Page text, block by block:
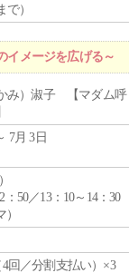
で）
メージを広げる～
み）淑子 【マダム呼
7月 3日
）
：50／13：10～14：30
）
4回／分割支払い）×3